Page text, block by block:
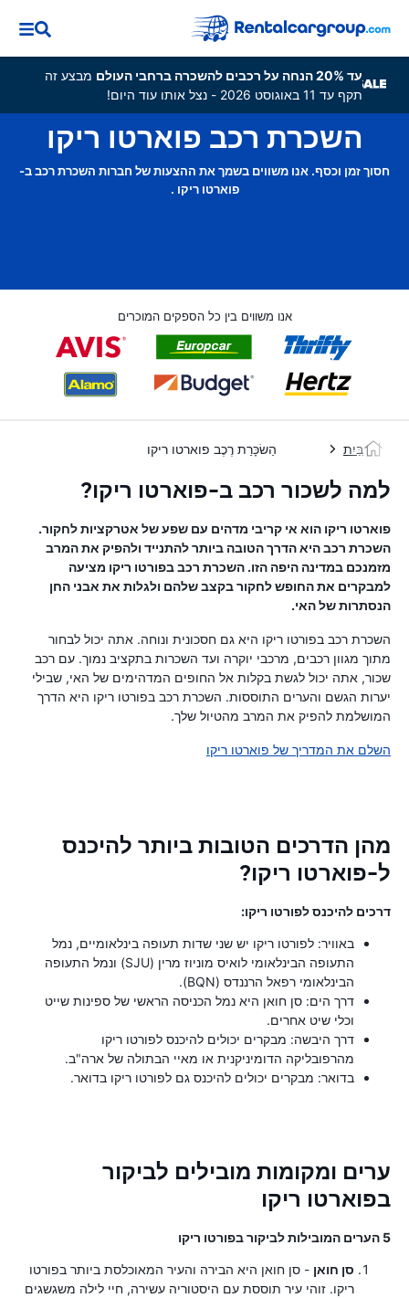
עד 20% הנחה על רכבים להשכרה ברחבי העולם
מבצע זה
תקף עד 11 באוגוסט 2026 - נצל אותו עוד היום!
השכרת רכב פוארטו ריקו
חסוך זמן וכסף. אנו משווים בשמך את ההצעות של חברות השכרת רכב ב-
פוארטו ריקו .
אנו משווים בין כל הספקים המוכרים
בַּיִת הַשׂכָּרַת רֶכֶב פוארטו ריקו
למה לשכור רכב ב-פוארטו ריקו?
פוארטו ריקו הוא אי קריבי מדהים עם שפע של אטרקציות לחקור.
השכרת רכב היא הדרך הטובה ביותר להתנייד ולהפיק את המרב
מזמנכם במדינה היפה הזו. השכרת רכב בפורטו ריקו מציעה
למבקרים את החופש לחקור בקצב שלהם ולגלות את אבני החן
הנסתרות של האי.
השכרת רכב בפורטו ריקו היא גם חסכונית ונוחה. אתה יכול לבחור
מתוך מגוון רכבים, מרכבי יוקרה ועד השכרות בתקציב נמוך. עם רכב
שכור, אתה יכול לגשת בקלות אל החופים המדהימים של האי, שבילי
יערות הגשם והערים התוססות. השכרת רכב בפורטו ריקו היא הדרך
המושלמת להפיק את המרב מהטיול שלך.
השלם את המדריך של פוארטו ריקו
מהן הדרכים הטובות ביותר להיכנס
ל-פוארטו ריקו?
דרכים להיכנס לפורטו ריקו:
באוויר: לפורטו ריקו יש שני שדות תעופה בינלאומיים, נמל
התעופה הבינלאומי לואיס מוניוז מרין (SJU) ונמל התעופה
הבינלאומי רפאל הרננדס (BQN).
דרך הים: סן חואן היא נמל הכניסה הראשי של ספינות שייט
וכלי שיט אחרים.
דרך היבשה: מבקרים יכולים להיכנס לפורטו ריקו
מהרפובליקה הדומיניקנית או מאיי הבתולה של ארה"ב.
בדואר: מבקרים יכולים להיכנס גם לפורטו ריקו בדואר.
ערים ומקומות מובילים לביקור
בפוארטו ריקו
5 הערים המובילות לביקור בפורטו ריקו
סן חואן - סן חואן היא הבירה והעיר המאוכלסת ביותר בפורטו
ריקו. זוהי עיר תוססת עם היסטוריה עשירה, חיי לילה משגשגים